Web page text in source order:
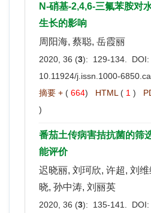
N-硝基-2,4,6-三氟苯胺对
生长的影响
周阳海, 蔡聪, 岳霞丽
2020, 36 (3): 129-134. DOI:
10.11924/j.issn.1000-
摘要 + ( 664) HTML ( 1 )
)
番茄土传病害拮抗菌的筛
能评价
迟晓丽, 刘珂欣, 许超, 刘
晓, 孙中涛, 刘丽英
2020, 36 (3): 135-141. DOI: